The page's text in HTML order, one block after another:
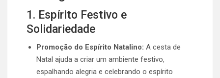
1. Espírito Festivo e
Solidariedade
Promoção do Espírito Natalino: A cesta de
Natal ajuda a criar um ambiente festivo,
espalhando alegria e celebrando o espírito